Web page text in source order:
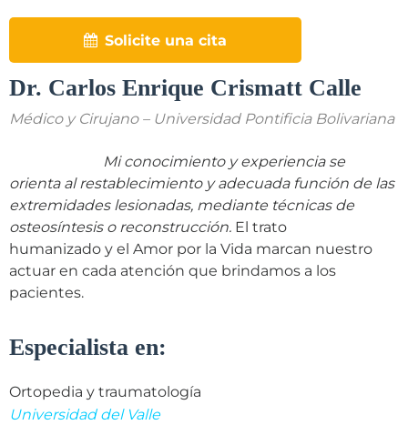
Solicite una cita
Dr. Carlos Enrique Crismatt Calle
Médico y Cirujano – Universidad Pontificia Bolivariana
Mi conocimiento y experiencia se
orienta al restablecimiento y adecuada función de las
extremidades lesionadas, mediante técnicas de
osteosíntesis o reconstrucción. El trato
humanizado y el Amor por la Vida marcan nuestro
actuar en cada atención que brindamos a los
pacientes.
Especialista en:
Ortopedia y traumatología
Universidad del Valle